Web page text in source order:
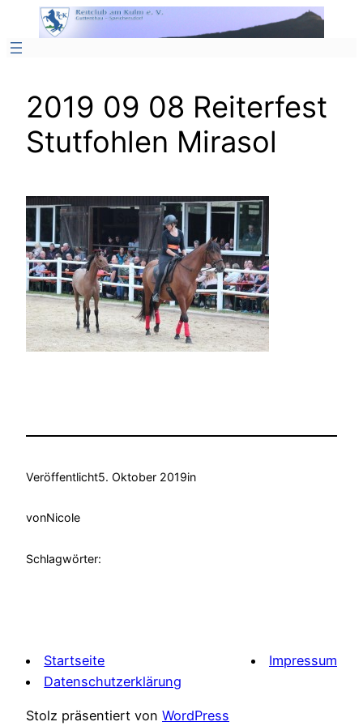
Inhalt
springen
2019 09 08 Reiterfest
Stutfohlen Mirasol
Veröffentlicht5. Oktober 2019in
vonNicole
Schlagwörter:
Startseite
Impressum
Datenschutzerklärung
Stolz präsentiert von WordPress